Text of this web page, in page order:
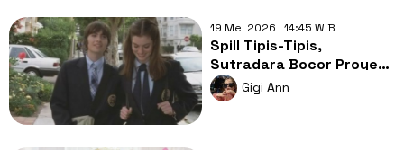
19 Mei 2026 | 14:45 WIB
Spill Tipis-Tipis,
Sutradara Bocor Proyek
Film Princess Diaries 3
Gigi Ann